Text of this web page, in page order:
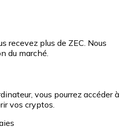
recevez plus de ZEC. Nous
du marché.
vous pourrez accéder à
vos cryptos.